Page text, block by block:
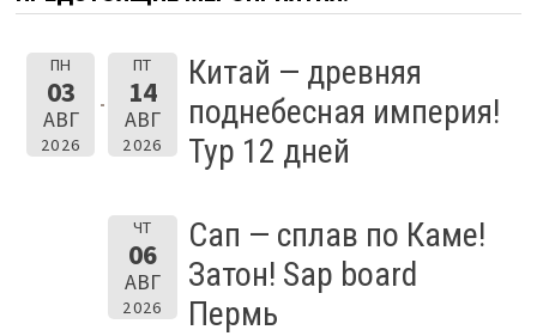
ПН
03
АВГ
2026
ПТ
14
АВГ
2026
Китай — древняя
поднебесная империя!
Тур 12 дней
ЧТ
06
АВГ
2026
Сап — сплав по Каме!
Затон! Sap board
Пермь